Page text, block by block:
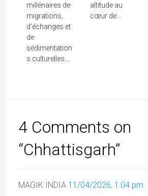
millénaires de
migrations,
d'échanges et
de
sédimentation
s culturelles....
altitude au
cœur de...
4 Comments on
“Chhattisgarh”
MAGIK INDIA 11/04/2026, 1:04 pm